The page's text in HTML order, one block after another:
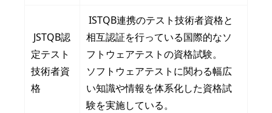
JSTQB認
定テスト
技術者資
格
ISTQB連携のテスト技術者資格と
相互認証を行っている国際的なソ
フトウェアテストの資格試験。
ソフトウェアテストに関わる幅広
い知識や情報を体系化した資格試
験を実施している。